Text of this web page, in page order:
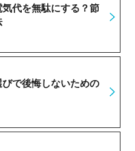
代を無駄にする？節
で後悔しないための